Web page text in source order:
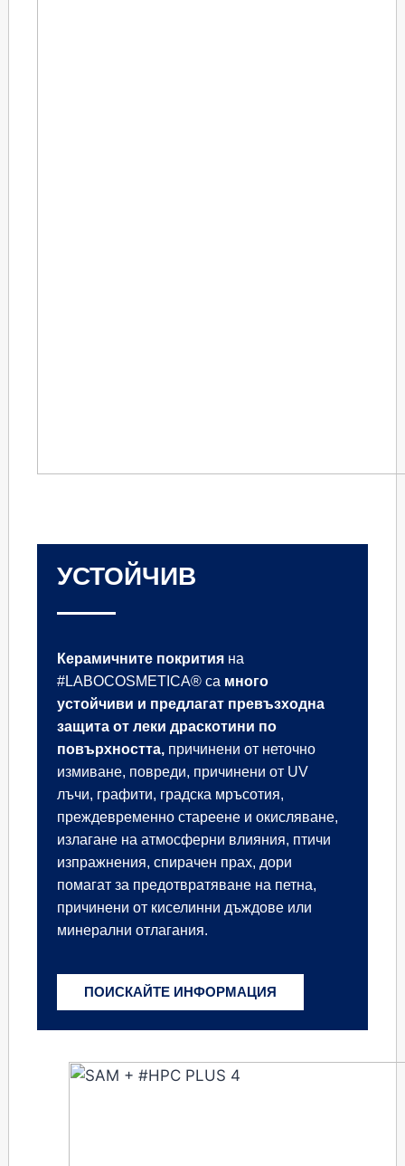
УСТОЙЧИВ
Керамичните покрития на
#LABOCOSMETICA® са много
устойчиви и предлагат превъзходна
защита от леки драскотини по
повърхността, причинени от неточно
измиване, повреди, причинени от UV
лъчи, графити, градска мръсотия,
преждевременно стареене и окисляване,
излагане на атмосферни влияния, птичи
изпражнения, спирачен прах, дори
помагат за предотвратяване на петна,
причинени от киселинни дъждове или
минерални отлагания.
ПОИСКАЙТЕ ИНФОРМАЦИЯ